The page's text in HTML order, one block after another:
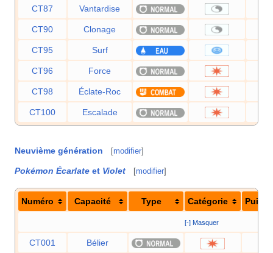
CT87 Vantardise
CT90 Clonage
CT95 Surf
CT96 Force
CT98 Éclate-Roc
CT100 Escalade
Neuvième génération [modifier]
Pokémon Écarlate et Violet [modifier]
Numéro Capacité Type Catégorie
[-] Masquer
CT001 Bélier